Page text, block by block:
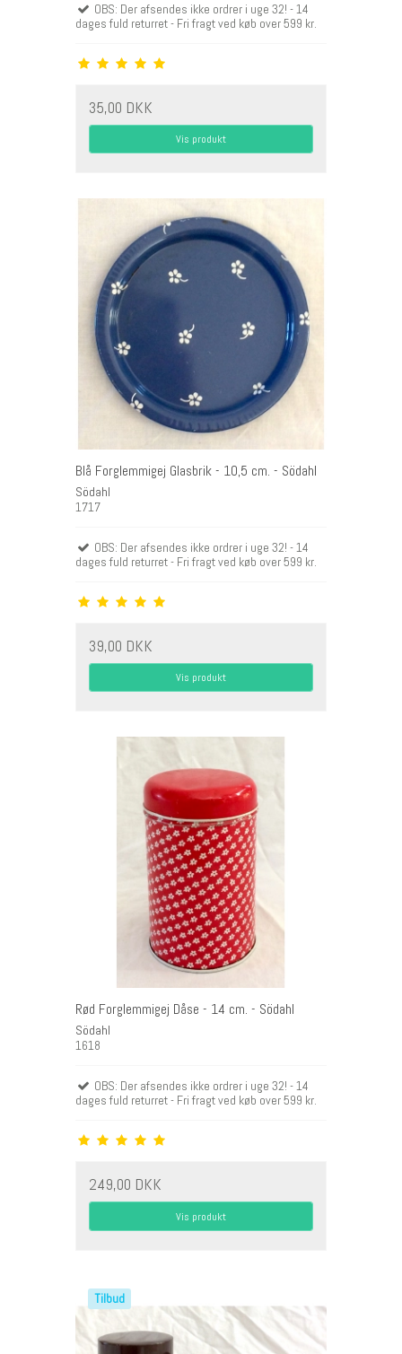
OBS: Der afsendes ikke ordrer i uge 32! - 14
dages fuld returret - Fri fragt ved køb over 599 kr.
35,00 DKK
Vis produkt
Blå Forglemmigej Glasbrik - 10,5 cm. - Södahl
Södahl
1717
OBS: Der afsendes ikke ordrer i uge 32! - 14
dages fuld returret - Fri fragt ved køb over 599 kr.
39,00 DKK
Vis produkt
Rød Forglemmigej Dåse - 14 cm. - Södahl
Södahl
1618
OBS: Der afsendes ikke ordrer i uge 32! - 14
dages fuld returret - Fri fragt ved køb over 599 kr.
249,00 DKK
Vis produkt
Tilbud